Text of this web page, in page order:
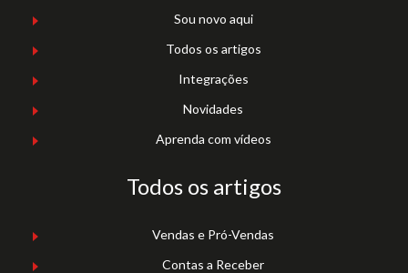
Sou novo aqui
Todos os artigos
Integrações
Novidades
Aprenda com vídeos
Todos os artigos
Vendas e Pró-Vendas
Contas a Receber